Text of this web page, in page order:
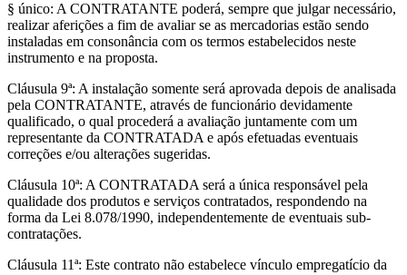
§ único: A CONTRATANTE poderá, sempre que julgar necessário,
realizar aferições a fim de avaliar se as mercadorias estão sendo
instaladas em consonância com os termos estabelecidos neste
instrumento e na proposta.
Cláusula 9ª: A instalação somente será aprovada depois de analisada
pela CONTRATANTE, através de funcionário devidamente
qualificado, o qual procederá a avaliação juntamente com um
representante da CONTRATADA e após efetuadas eventuais
correções e/ou alterações sugeridas.
Cláusula 10ª: A CONTRATADA será a única responsável pela
qualidade dos produtos e serviços contratados, respondendo na
forma da Lei 8.078/1990, independentemente de eventuais sub-
contratações.
Cláusula 11ª: Este contrato não estabelece vínculo empregatício da